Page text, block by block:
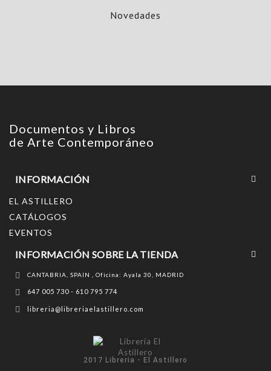
Novedades
Documentos y Libros
de Arte Contemporáneo
INFORMACIÓN
EL ASTILLERO
CATÁLOGOS
EVENTOS
2017 Libreria - El Astillero
INFORMACIÓN SOBRE LA TIENDA
CANTABRIA, SPAIN , Oficina: Ayala 30, MADRID
647 005 730 - 610 795 774
libreria@libreriaelastillero.com